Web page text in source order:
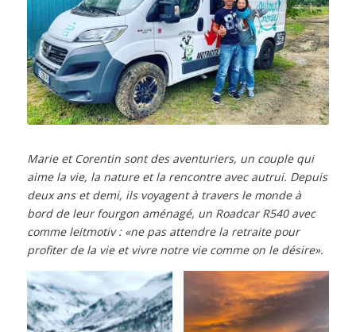
Marie et Corentin sont des aventuriers, un couple qui
aime la vie, la nature et la rencontre avec autrui. Depuis
deux ans et demi, ils voyagent à travers le monde à
bord de leur fourgon aménagé, un Roadcar R540 avec
comme leitmotiv : «ne pas attendre la retraite pour
profiter de la vie et vivre notre vie comme on le désire».